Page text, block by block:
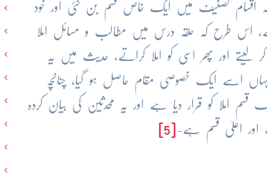
اقسام تصنیف میں ایک خاص قسم بن گئی اور خود
اس طرح کہ حلقہ درس میں مطالب و مسائل املا
لیتے اور پھر اسی کو املا کراتے، حدیث میں یہ
اسے ایک خصوصی مقام حاصل ہو گیا، چنانچہ
املا کو قرار دیا ہے اور یہ محدثین کی بیان کردہ
اور اعلیٰ قسم ہے-